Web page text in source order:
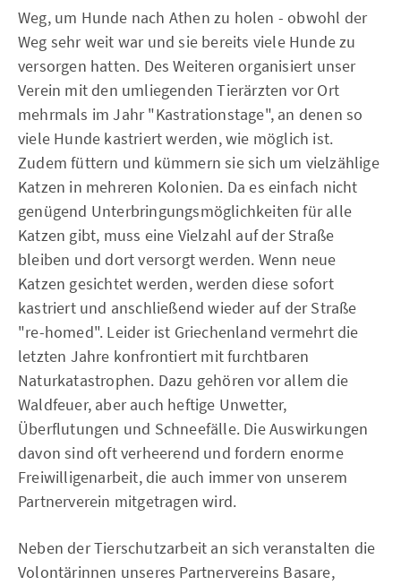
Weg, um Hunde nach Athen zu holen - obwohl der
Weg sehr weit war und sie bereits viele Hunde zu
versorgen hatten. Des Weiteren organisiert unser
Verein mit den umliegenden Tierärzten vor Ort
mehrmals im Jahr "Kastrationstage", an denen so
viele Hunde kastriert werden, wie möglich ist.
Zudem füttern und kümmern sie sich um vielzählige
Katzen in mehreren Kolonien. Da es einfach nicht
genügend Unterbringungsmöglichkeiten für alle
Katzen gibt, muss eine Vielzahl auf der Straße
bleiben und dort versorgt werden. Wenn neue
Katzen gesichtet werden, werden diese sofort
kastriert und anschließend wieder auf der Straße
"re-homed". Leider ist Griechenland vermehrt die
letzten Jahre konfrontiert mit furchtbaren
Naturkatastrophen. Dazu gehören vor allem die
Waldfeuer, aber auch heftige Unwetter,
Überflutungen und Schneefälle. Die Auswirkungen
davon sind oft verheerend und fordern enorme
Freiwilligenarbeit, die auch immer von unserem
Partnerverein mitgetragen wird.
Neben der Tierschutzarbeit an sich veranstalten die
Volontärinnen unseres Partnervereins Basare,